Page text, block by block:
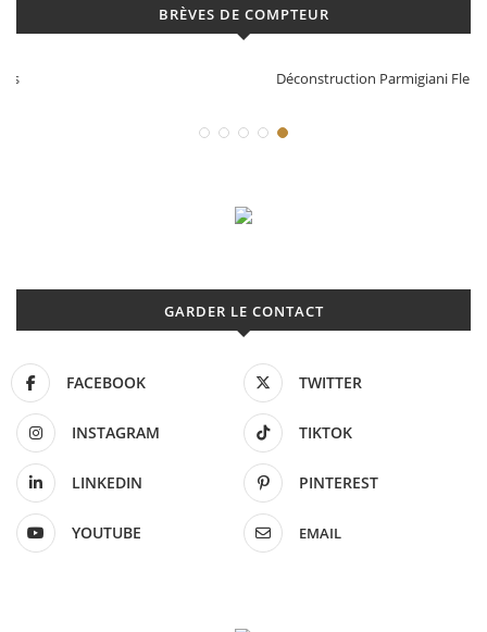
BRÈVES DE COMPTEUR
Déconstruction Parmigiani Fleurier
GARDER LE CONTACT
FACEBOOK TWITTER
INSTAGRAM TIKTOK
LINKEDIN PINTEREST
YOUTUBE EMAIL